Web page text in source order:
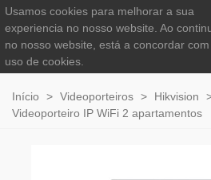
Início > Videoporteiros > Hikvision
Videoporteiro IP WiFi 2 apartamentos
Usamos cookies para melhorar a sua
experiencia no nosso website. Ao
no nosso website, está a concordar com
uso de cookies.